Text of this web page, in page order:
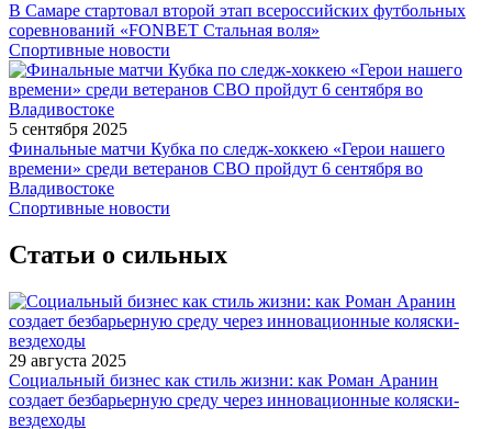
В Самаре стартовал второй этап всероссийских футбольных
соревнований «FONBET Стальная воля»
Спортивные новости
5 сентября 2025
Финальные матчи Кубка по следж-хоккею «Герои нашего
времени» среди ветеранов СВО пройдут 6 сентября во
Владивостоке
Спортивные новости
Статьи о сильных
29 августа 2025
Социальный бизнес как стиль жизни: как Роман Аранин
создает безбарьерную среду через инновационные коляски-
вездеходы